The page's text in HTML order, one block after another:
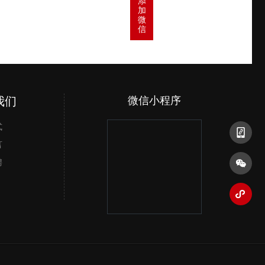
加
微
信
们 微信公众号 微信小程序